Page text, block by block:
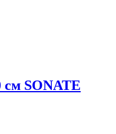
см SONATE